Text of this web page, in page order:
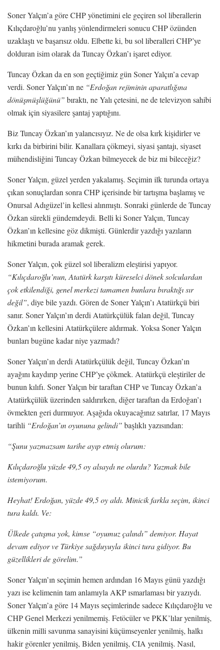
Soner Yalçın’a göre CHP yönetimini ele geçiren sol liberallerin
Kılıçdaroğlu’nu yanlış yönlendirmeleri sonucu CHP özünden
uzaklaştı ve başarısız oldu. Elbette ki, bu sol liberalleri CHP’ye
dolduran isim olarak da Tuncay Özkan’ı işaret ediyor.
Tuncay Özkan da en son geçtiğimiz gün Soner Yalçın’a cevap
verdi. Soner Yalçın’ın ne “Erdoğan rejiminin aparatlığına
dönüşmüşlüğünü” bıraktı, ne Yalı çetesini, ne de televizyon sahibi
olmak için siyasilere şantaj yaptığını.
Biz Tuncay Özkan’ın yalancısıyız. Ne de olsa kırk kişidirler ve
kırkı da birbirini bilir. Kanallara çökmeyi, siyasi şantajı, siyaset
mühendisliğini Tuncay Özkan bilmeyecek de biz mi bileceğiz?
Soner Yalçın, güzel yerden yakalamış. Seçimin ilk turunda ortaya
çıkan sonuçlardan sonra CHP içerisinde bir tartışma başlamış ve
Onursal Adıgüzel’in kellesi alınmıştı. Sonraki günlerde de Tuncay
Özkan sürekli gündemdeydi. Belli ki Soner Yalçın, Tuncay
Özkan’ın kellesine göz dikmişti. Günlerdir yazdığı yazıların
hikmetini burada aramak gerek.
Soner Yalçın, çok güzel sol liberalizm eleştirisi yapıyor.
“Kılıçdaroğlu’nun, Atatürk karşıtı küreselci dönek solculardan
çok etkilendiği, genel merkezi tamamen bunlara bıraktığı sır
değil”, diye bile yazdı. Gören de Soner Yalçın’ı Atatürkçü biri
sanır. Soner Yalçın’ın derdi Atatürkçülük falan değil, Tuncay
Özkan’ın kellesini Atatürkçülere aldırmak. Yoksa Soner Yalçın
bunları bugüne kadar niye yazmadı?
Soner Yalçın’ın derdi Atatürkçülük değil, Tuncay Özkan’ın
ayağını kaydırıp yerine CHP’ye çökmek. Atatürkçü eleştiriler de
bunun kılıfı. Soner Yalçın bir taraftan CHP ve Tuncay Özkan’a
Atatürkçülük üzerinden saldırırken, diğer taraftan da Erdoğan’ı
övmekten geri durmuyor. Aşağıda okuyacağınız satırlar, 17 Mayıs
tarihli “Erdoğan’ın oyununa gelindi” başlıklı yazısından:
“Şunu yazmazsam tarihe ayıp etmiş olurum:
Kılıçdaroğlu yüzde 49,5 oy alsaydı ne olurdu? Yazmak bile
istemiyorum.
Heyhat! Erdoğan, yüzde 49,5 oy aldı. Minicik farkla seçim, ikinci
tura kaldı. Ve:
Ülkede çatışma yok, kimse “oyumuz çalındı” demiyor. Hayat
devam ediyor ve Türkiye sağduyuyla ikinci tura gidiyor. Bu
güzellikleri de görelim.”
Soner Yalçın’ın seçimin hemen ardından 16 Mayıs günü yazdığı
yazı ise kelimenin tam anlamıyla AKP ısmarlaması bir yazıydı.
Soner Yalçın’a göre 14 Mayıs seçimlerinde sadece Kılıçdaroğlu ve
CHP Genel Merkezi yenilmemiş. Fetöcüler ve PKK’lılar yenilmiş,
ülkenin milli savunma sanayisini küçümseyenler yenilmiş, halkı
hakir görenler yenilmiş, Biden yenilmiş, CIA yenilmiş. Nasıl,